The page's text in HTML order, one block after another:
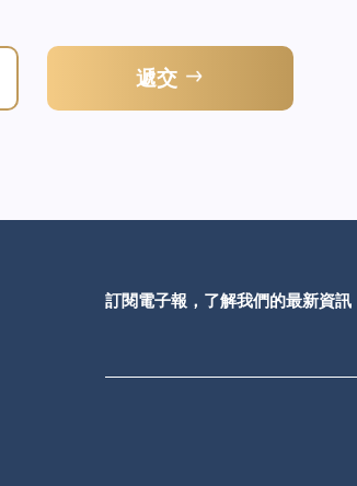
遞交
訂閱電子報，了解我們的最新資訊